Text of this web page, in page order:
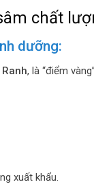
chất
dưỡng:
, là “điểm
xuất khẩu.